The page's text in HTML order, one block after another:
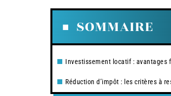
SOMMAIRE
Investissement locatif : avantages
Réduction d’impôt : les critères à